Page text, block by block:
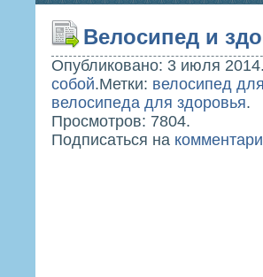
Велосипед и
Опубликовано: 3 июля 2014.
собой.Метки: велосипед
велосипеда для здоровья.
Просмотров: 7804.
Подписаться на